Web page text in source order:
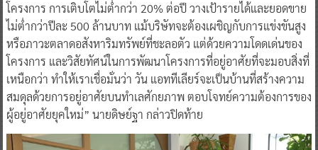
โครงการ การเติบโตไม่ต่ำกว่า 20% ต่อปี วางเป้ารายได้และยอดขาย
ไม่ต่ำกว่าปีละ 500 ล้านบาท แม้บริษัทจะต้องเผชิญกับการแข่งขันสูง
หรือภาวะตลาดอสังหาริมทรัพย์ที่ชะลอตัว แต่ด้วยความโดดเด่นของ
โครงการ และวิสัยทัศน์ในการพัฒนาโครงการที่อยู่อาศัยที่จะมอบสิ่งที่
เหนือกว่า ทำให้เราเชื่อมั่นว่า วัน แอททีเลียร์จะเป็นบ้านที่สร้างความ
สมดุลด้วยการอยู่อาศัยบนทำเลศักยภาพ ตอบโจทย์ความต้องการของ
ผู้อยู่อาศัยยุคใหม่” นายดิษย์ฐา กล่าวปิดท้าย